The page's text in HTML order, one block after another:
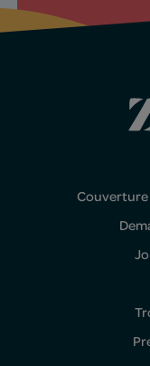
Couverture